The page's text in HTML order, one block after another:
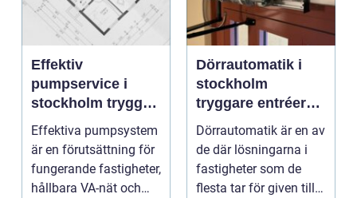
Effektiv
pumpservice i
stockholm trygg
drift utan avbrott
Effektiva pumpsystem
är en förutsättning för
fungerande fastigheter,
hållbara VA-nät och
Dörrautomatik i
stockholm
tryggare entréer
och bättre
tillgänglighet
Dörrautomatik är en av
de där lösningarna i
fastigheter som de
flesta tar för given tills